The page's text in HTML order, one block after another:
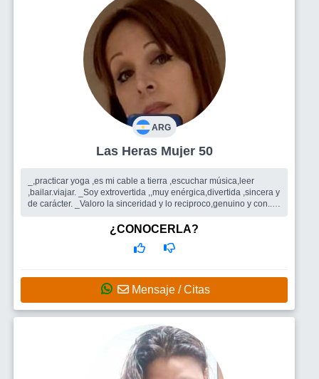
ARG
Las Heras Mujer 50
_,practicar yoga ,es mi cable a tierra ,escuchar música,leer
,bailar.viajar. _Soy extrovertida ,,muy enérgica,divertida ,sincera y
de carácter. _Valoro la sinceridad y lo reciproco,genuino y con...
Dejo que la vida me sorprenda .¿CONOCERLA?
Mensaje / Citas